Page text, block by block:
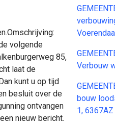
volgende
85,
laat de
kunt u op tijd
besluit over de
ontvangen
nieuw bericht.
Verbouw
bouw
1,